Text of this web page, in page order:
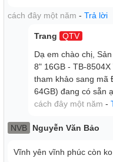
Camera độ phân giải cao
ảnh tốt với độ bão hòa
cách đây một năm - Trả lời
Trang
QTV
Dạ em chào chị,
8" 16GB - TB-
tham khảo sang mã
64GB) đang có sẵn
cách đây một năm -
NVB Nguyễn Văn Bảo
Vĩnh yên vĩnh phúc còn